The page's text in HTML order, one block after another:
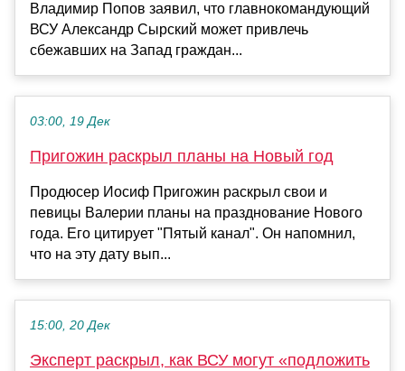
Владимир Попов заявил, что главнокомандующий
ВСУ Александр Сырский может привлечь
сбежавших на Запад граждан...
03:00, 19 Дек
Пригожин раскрыл планы на Новый год
Продюсер Иосиф Пригожин раскрыл свои и
певицы Валерии планы на празднование Нового
года. Его цитирует "Пятый канал". Он напомнил,
что на эту дату вып...
15:00, 20 Дек
Эксперт раскрыл, как ВСУ могут «подложить